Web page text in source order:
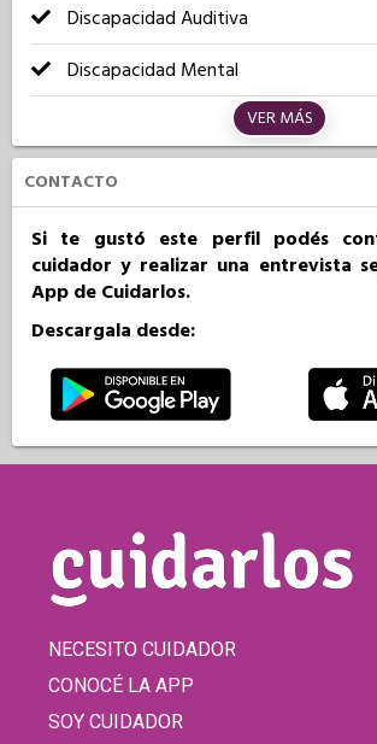
Discapacidad Auditiva
Discapacidad Mental
VER MÁS
CONTACTO
Si te gustó este perfil podés
cuidador y realizar una entrevista
App de Cuidarlos.
Descargala desde:
NECESITO CUIDADOR
CONOCÉ LA APP
SOY CUIDADOR